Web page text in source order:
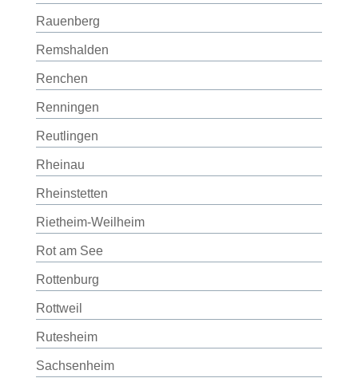
Rauenberg
Remshalden
Renchen
Renningen
Reutlingen
Rheinau
Rheinstetten
Rietheim-Weilheim
Rot am See
Rottenburg
Rottweil
Rutesheim
Sachsenheim